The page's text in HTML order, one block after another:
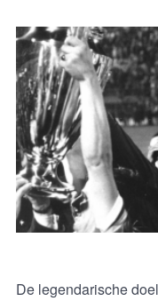
De legendarische